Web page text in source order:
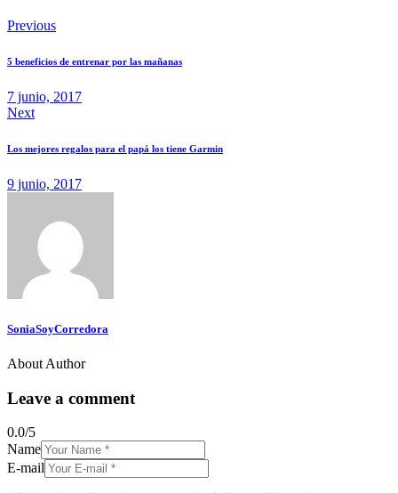
Previous
5 beneficios de entrenar por las mañanas
7 junio, 2017
Next
Los mejores regalos para el papá los tiene Garmin
9 junio, 2017
SoniaSoyCorredora
About Author
Leave a comment
0.0/5
Name
E-mail